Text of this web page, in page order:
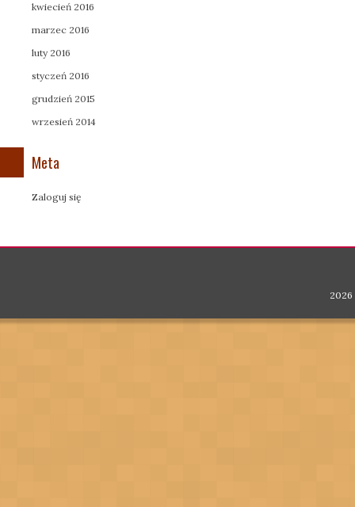
kwiecień 2016
marzec 2016
luty 2016
styczeń 2016
grudzień 2015
wrzesień 2014
Meta
Zaloguj się
2026